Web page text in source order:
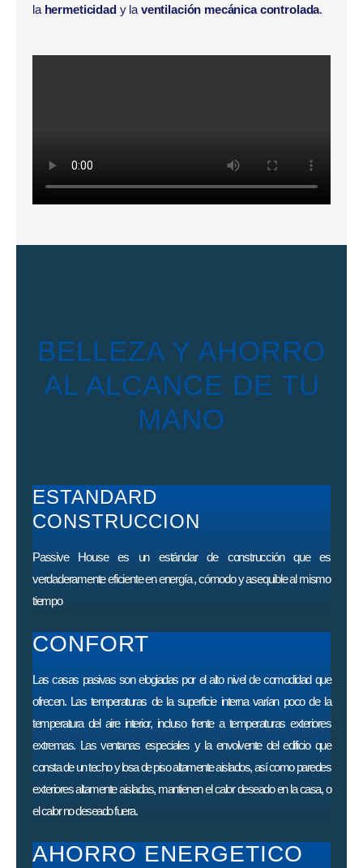
la hermeticidady la ventilación mecánica controlada.
BELLEZA Y AHORRO
AL ALCANCE DE TU
MANO
ESTANDARD
CONSTRUCCION
Passive House es un estándar de construcción que es
verdaderamente eficiente en energía , cómodo y asequible al mismo
tiempo
CONFORT
Las casas pasivas son elogiadas por el alto nivel de comodidad que
ofrecen. Las temperaturas de la superficie interna varían poco de la
temperatura del aire interior, incluso frente a temperaturas exteriores
extremas. Las ventanas especiales y la envolvente del edificio que
consta de un techo y losa de piso altamente aislados, así como paredes
exteriores altamente aisladas, mantienen el calor deseado en la casa, o
el calor no deseado fuera.
AHORRO ENERGETICO